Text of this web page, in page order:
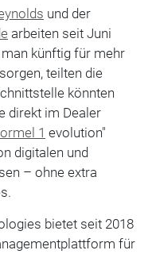
und der
arbeiten seit Juni
künftig für mehr
teilten die
könnten
direkt im Dealer
1 evolution"
digitalen und
– ohne extra
bietet seit 2018
für